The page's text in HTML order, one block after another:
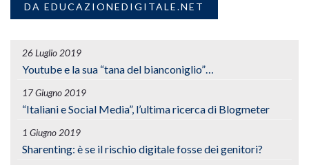
DA EDUCAZIONEDIGITALE.NET
26 Luglio 2019
Youtube e la sua “tana del bianconiglio”…
17 Giugno 2019
“Italiani e Social Media”, l’ultima ricerca di Blogmeter
1 Giugno 2019
Sharenting: è se il rischio digitale fosse dei genitori?